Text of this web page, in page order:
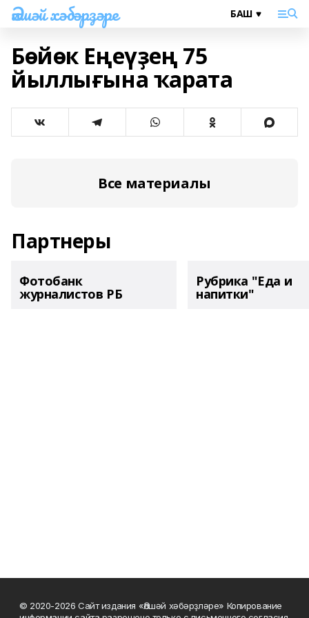
Әлшәй хәбәрҙәре
Бөйөк Еңеүҙең 75
йыллығына ҡарата
Все материалы
Партнеры
Фотобанк
журналистов РБ
Рубрика "Еда и
напитки"
© 2020-2026 Сайт издания «Әлшәй хәбәрҙләре» Копирование